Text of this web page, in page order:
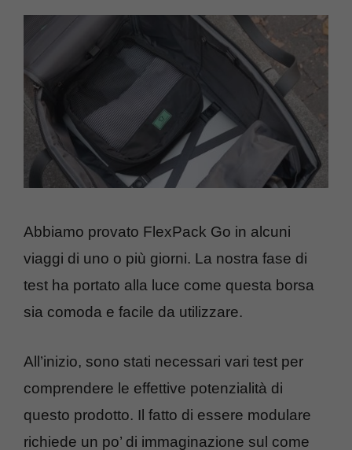
Abbiamo provato FlexPack Go in alcuni
viaggi di uno o più giorni. La nostra fase di
test ha portato alla luce come questa borsa
sia comoda e facile da utilizzare.
All’inizio, sono stati necessari vari test per
comprendere le effettive potenzialità di
questo prodotto. Il fatto di essere modulare
richiede un po’ di immaginazione sul come